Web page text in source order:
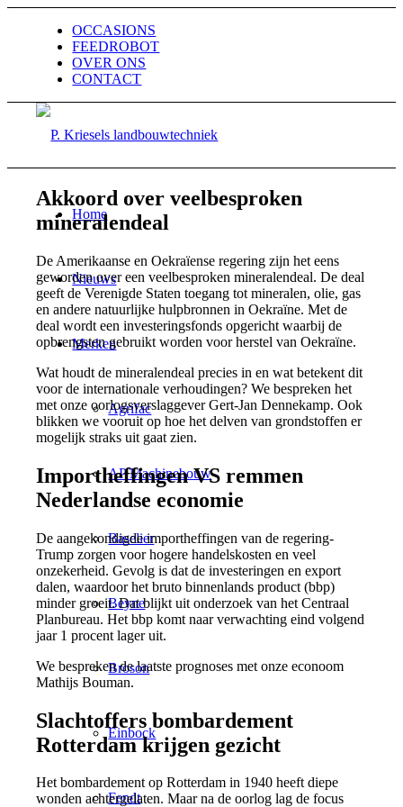
OCCASIONS
FEEDROBOT
OVER ONS
CONTACT
Home
Nieuws
Merken
Agrifac
AP Machinebouw
Baselier
Beyne
Broson
Einbock
Fendt
Akkoord over veelbesproken
mineralendeal
De Amerikaanse en Oekraïense regering zijn het eens
geworden over een veelbesproken mineralendeal. De deal
geeft de Verenigde Staten toegang tot mineralen, olie, gas
en andere natuurlijke hulpbronnen in Oekraïne. Met de
deal wordt een investeringsfonds opgericht waarbij de
opbrengsten gebruikt worden voor herstel van Oekraïne.
Wat houdt de mineralendeal precies in en wat betekent dit
voor de internationale verhoudingen? We bespreken het
met onze oorlogsverslaggever Gert-Jan Dennekamp. Ook
blikken we vooruit op hoe het delven van grondstoffen er
mogelijk straks uit gaat zien.
Importheffingen VS remmen
Nederlandse economie
De aangekondigde importheffingen van de regering-
Trump zorgen voor hogere handelskosten en veel
onzekerheid. Gevolg is dat de investeringen en export
dalen, waardoor het bruto binnenlands product (bbp)
minder groeit. Dat blijkt uit onderzoek van het Centraal
Planbureau. Het bbp komt naar verwachting eind volgend
jaar 1 procent lager uit.
We bespreken de laatste prognoses met onze econoom
Mathijs Bouman.
Slachtoffers bombardement
Rotterdam krijgen gezicht
Het bombardement op Rotterdam in 1940 heeft diepe
wonden achtergelaten. Maar na de oorlog lag de focus